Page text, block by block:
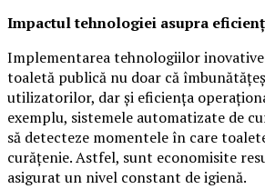
Impactul tehnologiei asupra
Implementarea tehnologiilor
toaletă publică nu doar că
utilizatorilor, dar și eficiența
exemplu, sistemele automatizate de
să detecteze momentele în care
curățenie. Astfel, sunt economisite
asigurat un nivel constant de igienă.